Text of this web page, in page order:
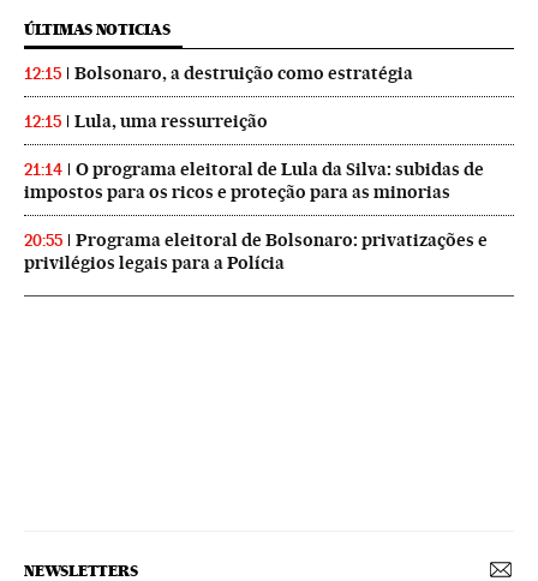
ÚLTIMAS NOTICIAS
12:15 Bolsonaro, a destruição como estratégia
12:15 Lula, uma ressurreição
21:14
O programa eleitoral de Lula da Silva: subidas de
impostos para os ricos e proteção para as minorias
20:55
Programa eleitoral de Bolsonaro: privatizações e
privilégios legais para a Polícia
NEWSLETTERS